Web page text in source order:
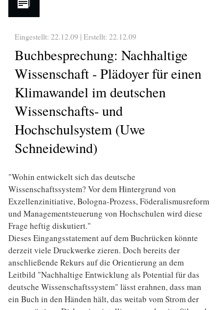
Eingestellt: 22.12.09 | Erstellt: 22.12.09
Buchbesprechung: Nachhaltige
Wissenschaft - Plädoyer für einen
Klimawandel im deutschen
Wissenschafts- und
Hochschulsystem (Uwe
Schneidewind)
"Wohin entwickelt sich das deutsche
Wissenschaftssystem? Vor dem Hintergrund von
Exzellenzinitiative, Bologna-Prozess, Föderalismusreform
und Managementsteuerung von Hochschulen wird diese
Frage heftig diskutiert."
Dieses Eingangsstatement auf dem Buchrücken könnte
derzeit viele Druckwerke zieren. Doch bereits der
anschließende Rekurs auf die Orientierung an dem
Leitbild "Nachhaltige Entwicklung als Potential für das
deutsche Wissenschaftssystem" lässt erahnen, dass man
ein Buch in den Händen hält, das weitab vom Strom der